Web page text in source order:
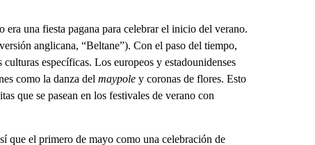
una fiesta pagana para celebrar el inicio del verano.
anglicana, “Beltane”). Con el paso del tiempo,
específicas. Los europeos y estadounidenses
como la danza del maypoley coronas de flores. Esto
que se pasean en los festivales de verano con
que el primero de mayo como una celebración de